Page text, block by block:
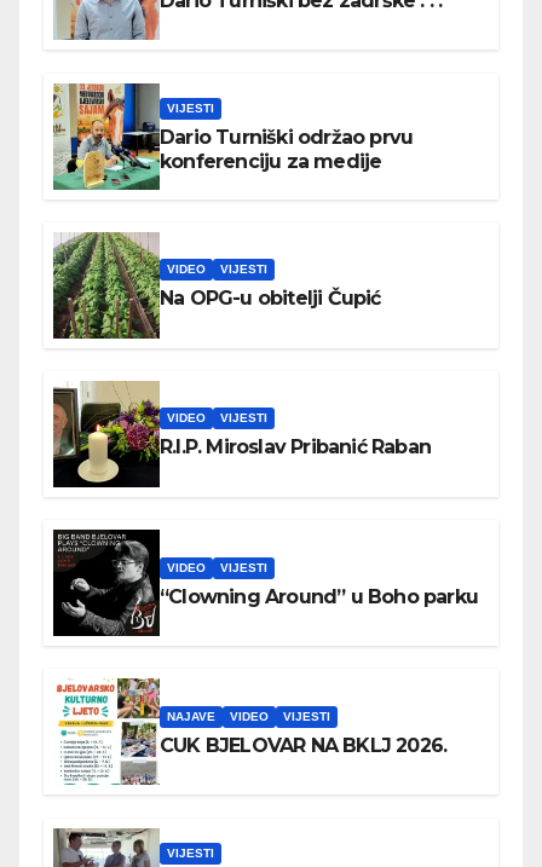
VIJESTI
Dario Turniški održao prvu
konferenciju za medije
VIDEO VIJESTI
Na OPG-u obitelji Čupić
VIDEO VIJESTI
R.I.P. Miroslav Pribanić Raban
VIDEO VIJESTI
“Clowning Around” u Boho parku
NAJAVE VIDEO VIJESTI
CUK BJELOVAR NA BKLJ 2026.
VIJESTI